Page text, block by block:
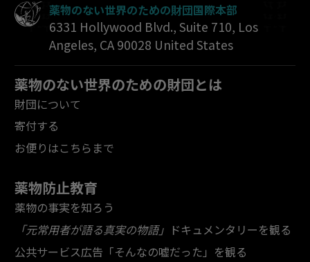
薬物のない世界のための財団国際本部
6331 Hollywood Blvd., Suite 710, Los
Angeles, CA 90028 United States
薬物のない世界のための財団とは
財団について
寄付する
お便りはこちらまで
薬物防止教育
薬物の事実を知ろう
「元常用者が語る真実の物語」 ドキュメンタリーを観る
公共サービス広告「そんなの嘘だった」を観る